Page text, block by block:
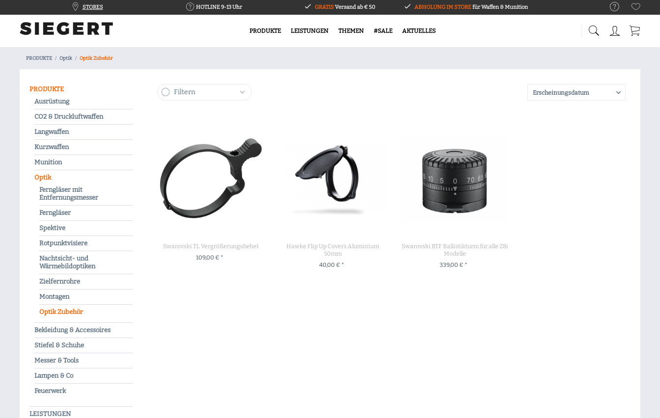
STORES HOTLINE 9-13 Uhr GRATISVersand ab € 50 ABHOLUNG IM STOREfür Waffen & Munition
PRODUKTE LEISTUNGEN THEMEN #SALE AKTUELLES
PRODUKTE Optik Optik Zubehör
PRODUKTE
Ausrüstung
CO2 & Druckluftwaffen
Langwaffen
Kurzwaffen
Munition
Optik
Ferngläser mit
Entfernungsmesser
Ferngläser
Spektive
Rotpunktvisiere
Nachtsicht- und
Wärmebildoptiken
Zielfernrohre
Montagen
Optik Zubehör
Bekleidung & Accessoires
Stiefel & Schuhe
Messer & Tools
Lampen & Co
Feuerwerk
LEISTUNGEN
Filtern
Swarovski TL Vergrößerungshebel
109,00 € *
Hawke Flip Up Covers Aluminium
50mm
40,00 € *
Swarovski BTF Ballistikturm für alle Z8i
Modelle
339,00 € *